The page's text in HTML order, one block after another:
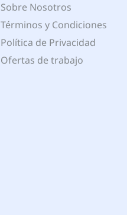
Sobre Nosotros
Términos y Condiciones
Política de Privacidad
Ofertas de trabajo